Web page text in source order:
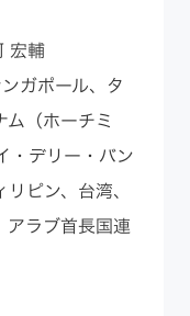
宏輔
ガポール、タ
（ホーチミ
・デリー・バン
ピン、台湾、
アラブ首長国連